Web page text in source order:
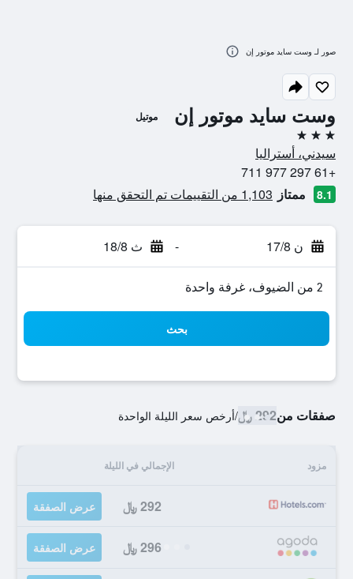
وست سايد موتور إن موتيل
3 نجوم
سيدني، أستراليا
+61 297 977 711
8.1 ممتاز 1,103 من التقييمات تم التحقق منها
ن 17/8 - ث 18/8
2 من الضيوف، غرفة واحدة
بحث
صفقات من292 ﷼ /أرخص سعر الليلة الواحدة
مزود الإجمالي في الليلة
292 ﷼ عرض الصفقة
296 ﷼ عرض الصفقة
صور لـ وست سايد موتور إن